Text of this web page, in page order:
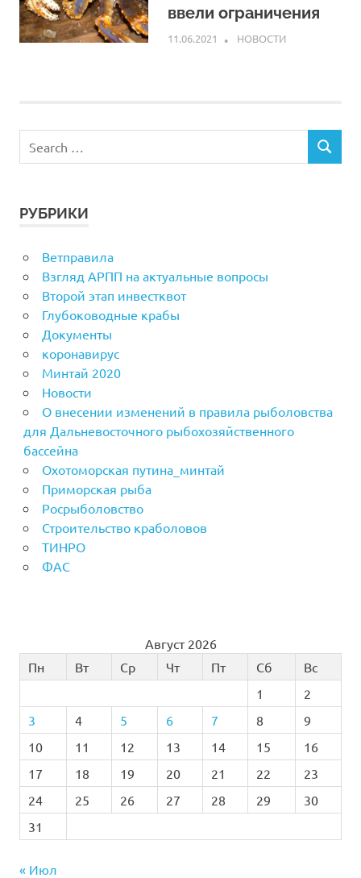
ввели ограничения
11.06.2021 ARPP
НОВОСТИ
РУБРИКИ
Ветправила
Взгляд АРПП на актуальные вопросы
Второй этап инвестквот
Глубоководные крабы
Документы
коронавирус
Минтай 2020
Новости
О внесении изменений в правила рыболовства
для Дальневосточного рыбохозяйственного
бассейна
Охотоморская путина_минтай
Приморская рыба
Росрыболовство
Строительство краболовов
ТИНРО
ФАС
Август 2026
Пн
Вт Ср Чт Пт Сб
Вс
1
2
3
4 5 6 7 8
9
10
11 12 13 14 15
16
17
18 19 20 21 22
23
24
25 26 27 28 29
30
31
« Июл